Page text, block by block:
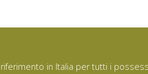
in Italia per tutti i